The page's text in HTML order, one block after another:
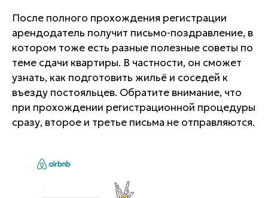
После полного прохождения регистрации
арендодатель получит письмо-поздравление, в
котором тоже есть разные полезные советы по
теме сдачи квартиры. В частности, он сможет
узнать, как подготовить жильё и соседей к
въезду постояльцев. Обратите внимание, что
при прохождении регистрационной процедуры
сразу, второе и третье письма не отправляются.